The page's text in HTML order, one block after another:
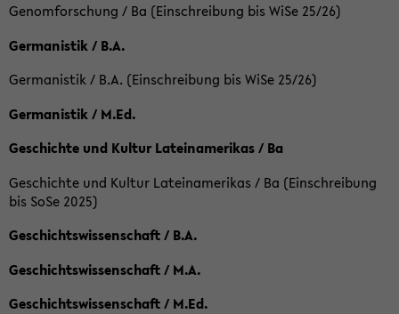
Genomforschung / Ba (Einschreibung bis WiSe 25/26)
Germanistik / B.A.
Germanistik / B.A. (Einschreibung bis WiSe 25/26)
Germanistik / M.Ed.
Geschichte und Kultur Lateinamerikas / Ba
Geschichte und Kultur Lateinamerikas / Ba (Einschreibung
bis SoSe 2025)
Geschichtswissenschaft / B.A.
Geschichtswissenschaft / M.A.
Geschichtswissenschaft / M.Ed.